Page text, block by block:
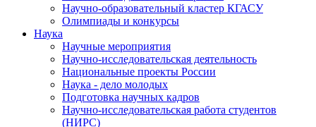
Научно-образовательный кластер КГАСУ
Олимпиады и конкурсы
Наука
Научные мероприятия
Научно-исследовательская деятельность
Национальные проекты России
Наука - дело молодых
Подготовка научных кадров
Научно-исследовательская работа студентов
(НИРС)